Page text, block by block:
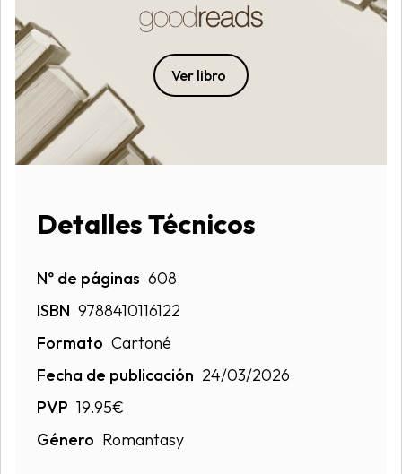
Ver libro
Detalles Técnicos
Nº de páginas 608
ISBN 9788410116122
Formato Cartoné
Fecha de publicación 24/03/2026
PVP 19.95€
Género Romantasy